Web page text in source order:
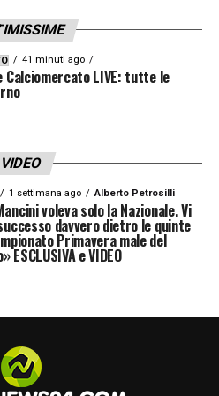
l’intervento degli
L’uomo è stato
e
su cauzione, ma
il divieto
a qualsiasi stadio di
profondamente il
riaccendendo il
come uno dei
41 minuti ago
Calciomercato LIVE: tutte le
VIDEO
1 settimana ago Alberto Petrosilli
voleva solo la Nazionale. Vi
davvero dietro le quinte
Primavera male del
ESCLUSIVA e VIDEO